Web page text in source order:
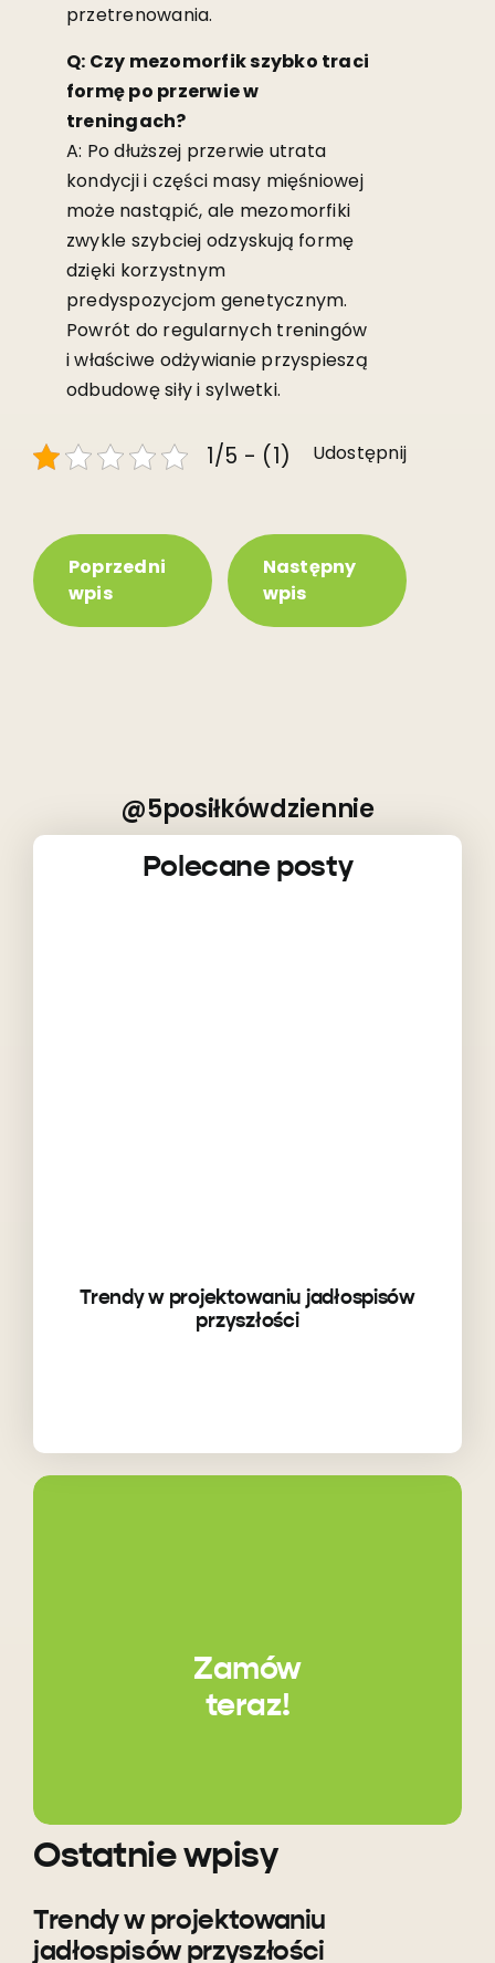
@5posiłkówdziennie
Polecane posty
Trendy w projektowaniu jadłospisów
przyszłości
przetrenowania.
Q: Czy mezomorfik szybko traci
formę po przerwie w
treningach?
A: Po dłuższej przerwie utrata
kondycji i części masy mięśniowej
może nastąpić, ale mezomorfiki
zwykle szybciej odzyskują formę
dzięki korzystnym
predyspozycjom genetycznym.
Powrót do regularnych treningów
i właściwe odżywianie przyspieszą
odbudowę siły i sylwetki.
1/5 - (1) Udostępnij
Poprzedni
wpis
Następny
wpis
Zamów
teraz!
Ostatnie wpisy
Trendy w projektowaniu
jadłospisów przyszłości